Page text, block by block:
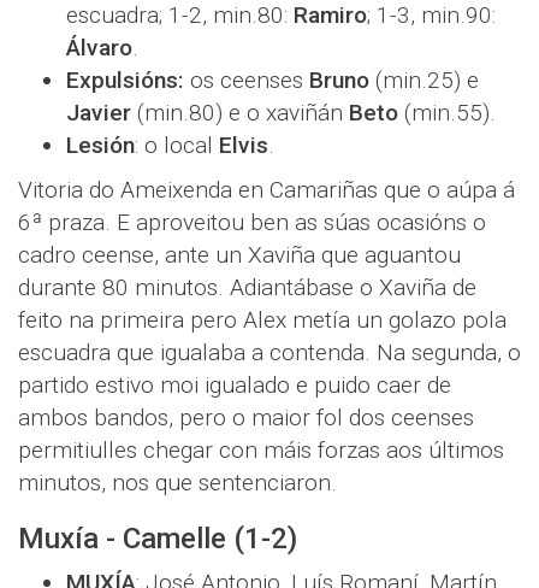
escuadra; 1-2, min.80: Ramiro; 1-3, min.90:
Álvaro.
Expulsións: os ceenses Bruno (min.25) e
Javier (min.80) e o xaviñán Beto (min.55).
Lesión: o local Elvis.
Vitoria do Ameixenda en Camariñas que o aúpa á
6ª praza. E aproveitou ben as súas ocasións o
cadro ceense, ante un Xaviña que aguantou
durante 80 minutos. Adiantábase o Xaviña de
feito na primeira pero Alex metía un golazo pola
escuadra que igualaba a contenda. Na segunda, o
partido estivo moi igualado e puido caer de
ambos bandos, pero o maior fol dos ceenses
permitiulles chegar con máis forzas aos últimos
minutos, nos que sentenciaron.
Muxía - Camelle (1-2)